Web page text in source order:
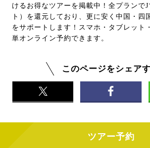
けるお得なツアーを掲載中！全プランで
ト）を還元しており、更に安く中国・四
をサポートします！スマホ・タブレット
単オンライン予約できます。
このページをシェア
ツアー予約